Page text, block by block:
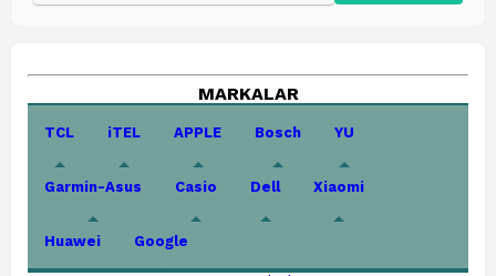
MARKALAR
TCL iTEL APPLE Bosch YU
Garmin-Asus Casio Dell Xiaomi
Huawei Google